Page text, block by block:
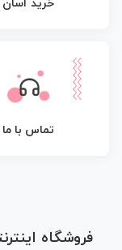
خرید آسان
تماس با ما
فروشگاه